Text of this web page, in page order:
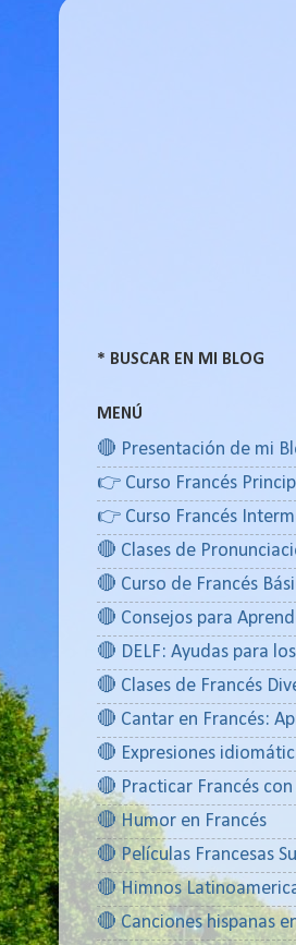
* BUSCAR EN MI BLOG
MENÚ
🔴 Presentación de mi
👉 Curso Francés
👉 Curso Francés
🔴 Clases de
🔴 Curso de Francés
🔴 Consejos para
🔴 DELF: Ayudas para
🔴 Clases de Francés
🔴 Cantar en Francés:
🔴 Expresiones
🔴 Practicar Francés con
🔴 Humor en Francés
🔴 Películas Francesas
🔴 Himnos
🔴 Canciones hispanas